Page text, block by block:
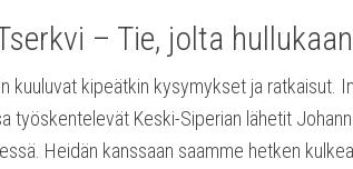
– Tie, jolta
kuuluvat kipeätkin kysymykset ja ratkaisut.
työskentelevät Keski-Siperian lähetit
Heidän kanssaan saamme hetken